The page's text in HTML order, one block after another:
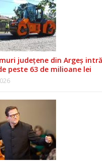
județene din Argeș
peste 63 de milioane lei